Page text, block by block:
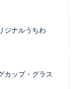
ジナルうちわ
カップ・グラス